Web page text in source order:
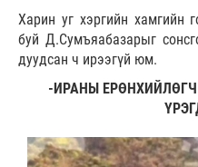
Харин уг хэргийн хамгийн
буй Д.Сумъяабазарыг
дуудсан ч ирээгүй юм.
-ИРАНЫ